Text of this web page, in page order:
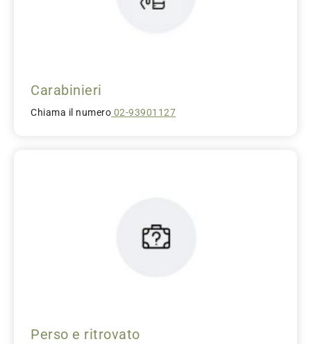
Carabinieri
Chiama il numero 02-93901127
Perso e ritrovato